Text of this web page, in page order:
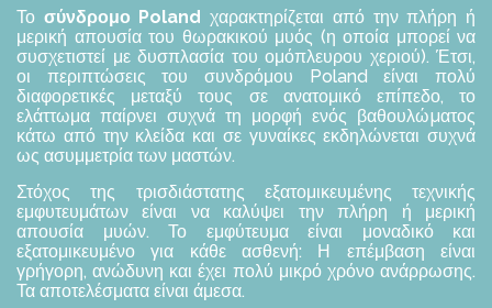
L
A
N
D
Β
Ρ
Ε
Ί
Τ
Ε
Έ
Ν
Α
Ν
Χ
Το σύνδρομο Poland χαρακτηρίζεται από την πλήρη ή
μερική απουσία του θωρακικού μυός (η οποία μπορεί να
συσχετιστεί με δυσπλασία του ομόπλευρου χεριού). Έτσι,
οι περιπτώσεις του συνδρόμου Poland είναι πολύ
διαφορετικές μεταξύ τους σε ανατομικό επίπεδο, το
ελάττωμα παίρνει συχνά τη μορφή ενός βαθουλώµατος
κάτω από την κλείδα και σε γυναίκες εκδηλώνεται συχνά
ως ασυμμετρία των μαστών.
Στόχος της τρισδιάστατης εξατομικευμένης τεχνικής
εμφυτευμάτων είναι να καλύψει την πλήρη ή μερική
απουσία μυών. Το εμφύτευμα είναι μοναδικό και
εξατομικευμένο για κάθε ασθενή: Η επέμβαση είναι
γρήγορη, ανώδυνη και έχει πολύ μικρό χρόνο ανάρρωσης.
Τα αποτελέσματα είναι άμεσα.